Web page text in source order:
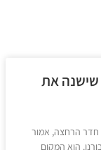
שישנה את
חדר הרחצה, אמור
הוא המקום